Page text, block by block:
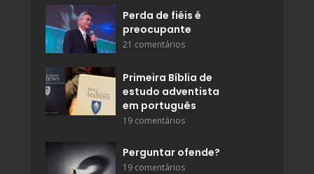
Perda de fiéis é
preocupante
21 comentários
Primeira Bíblia de
estudo adventista
em português
19 comentários
Perguntar ofende?
19 comentários